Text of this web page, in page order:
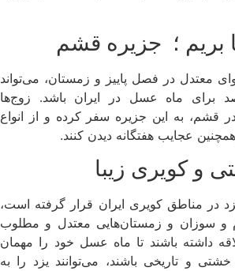
؛ جزیره قشم
معتدل در فصل پاییز و زمستان، می‌تواند
برای ماه عسل در ایران باشد. زوج‌ها
قشم، به این جزیره سفر کرده و از انواع
عجایب هفتگانه دیدن کنند.
و کویری زیبا
در مناطق کویری ایران قرار گرفته است،
و سوزان و زمستان‌هایی معتدل و مطلوب
داشته باشند تا ماه عسل خود را مهمان
و تاریخی باشند، می‌توانند یزد را به